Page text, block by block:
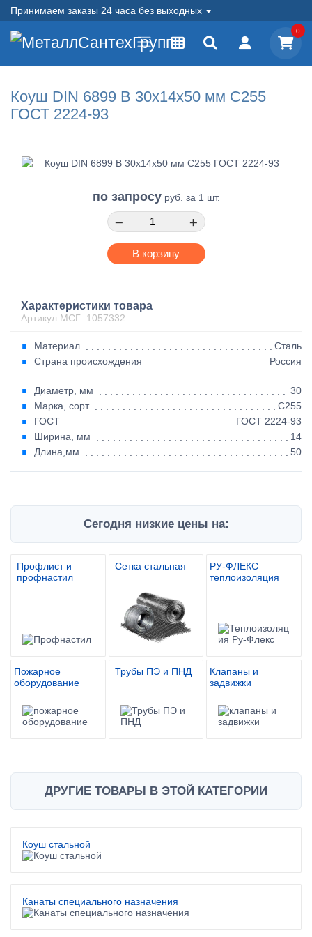
Принимаем заказы 24 часа без выходных
0
Коуш DIN 6899 B 30x14x50 мм С255
ГОСТ 2224-93
по запросуруб. за 1 шт.
− +
В корзину
Характеристики товара
Артикул МСГ: 1057332
Материал
Сталь
Страна происхождения
Россия
Диаметр, мм
30
Марка, сорт
С255
ГОСТ
ГОСТ 2224-93
Ширина, мм
14
Длина,мм
50
Сегодня низкие цены на:
Профлист и
профнастил
Сетка стальная
РУ-ФЛЕКС
теплоизоляция
Пожарное
оборудование
Трубы ПЭ и ПНД
Клапаны и
задвижки
ДРУГИЕ ТОВАРЫ В ЭТОЙ КАТЕГОРИИ
Коуш стальной
Канаты специального назначения